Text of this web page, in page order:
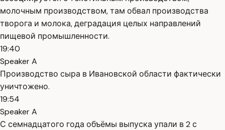
молочным производством, там обвал производства
творога и молока, деградация целых направлений
пищевой промышленности.
19:40
Speaker A
Производство сыра в Ивановской области фактически
уничтожено.
19:54
Speaker A
С семнадцатого года объёмы выпуска упали в 2 с